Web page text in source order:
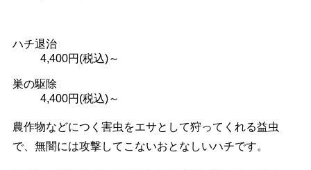
ハチ退治
4,400円(税込)～
巣の駆除
4,400円(税込)～
農作物などにつく害虫をエサとして狩ってくれる益虫
で、無闇には攻撃してこないおとなしいハチです。